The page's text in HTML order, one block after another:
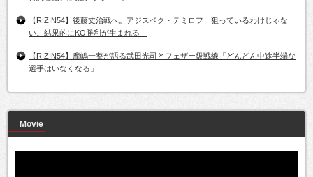
【RIZIN54】後藤丈治戦へ。アジスベク・テミロフ「狙っているわけじゃな
い。結果的にKO勝利が生まれる」
【RIZIN54】摩嶋一整が語る武田光司とフェザー級戦線「どんどん中途半端な
選手はいなくなる」
Movie